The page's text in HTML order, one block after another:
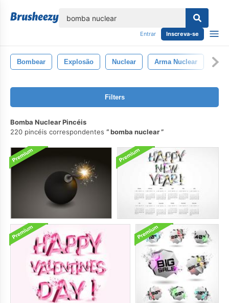
Entrar Inscreva-se
Bombear Explosão Nuclear Arma Nuclear
Filters
Bomba Nuclear Pincéis
220 pincéis correspondentes
bomba nuclear